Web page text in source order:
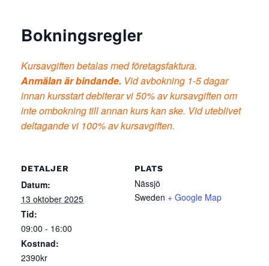
Bokningsregler
Kursavgiften betalas med företagsfaktura.
Anmälan är bindande. Vid avbokning 1-5 dagar
innan kursstart debiterar vi 50% av kursavgiften om
inte ombokning till annan kurs kan ske. Vid uteblivet
deltagande vi 100% av kursavgiften.
DETALJER
Datum:
13 oktober 2025
Tid:
09:00 - 16:00
Kostnad:
2390kr
PLATS
Nässjö
Sweden + Google Map